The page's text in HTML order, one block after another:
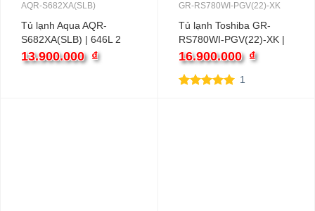
AQR-S682XA(SLB)
Tủ lạnh Aqua AQR-
S682XA(SLB) | 646L 2
cánh inverter
13.900.000 ₫
GR-RS780WI-PGV(22)-XK
Tủ lạnh Toshiba GR-
RS780WI-PGV(22)-XK |
596L 2 cánh inverter
16.900.000 ₫
1